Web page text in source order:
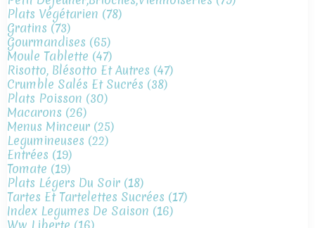
Plats Végétarien (78)
Gratins (73)
Gourmandises (65)
Moule Tablette (47)
Risotto, Blésotto Et Autres (47)
Crumble Salés Et Sucrés (38)
Plats Poisson (30)
Macarons (26)
Menus Minceur (25)
Legumineuses (22)
Entrées (19)
Tomate (19)
Plats Légers Du Soir (18)
Tartes Et Tartelettes Sucrées (17)
Index Legumes De Saison (16)
Ww Liberte (16)